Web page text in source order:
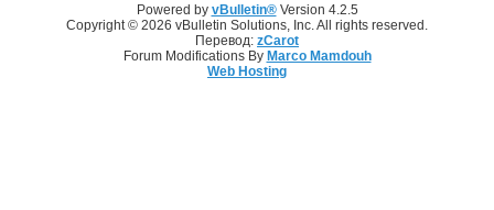
Powered by vBulletin®Version 4.2.5
Copyright © 2026 vBulletin Solutions, Inc. All rights reserved.
Перевод: zCarot
Forum Modifications By Marco Mamdouh
Web Hosting